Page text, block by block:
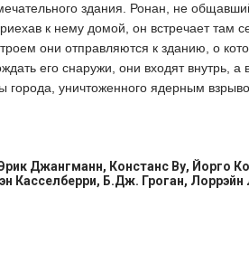
здания. Ронан, не
к нему домой, он встречает там
они отправляются к зданию, о
его снаружи, они входят внутрь, а
уничтоженного ядерным
Джангманн, Констанс Ву, Йорго
Касселберри, Б.Дж. Гроган, Лоррэйн